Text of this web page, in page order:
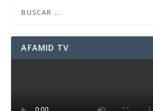
AFAMID TV